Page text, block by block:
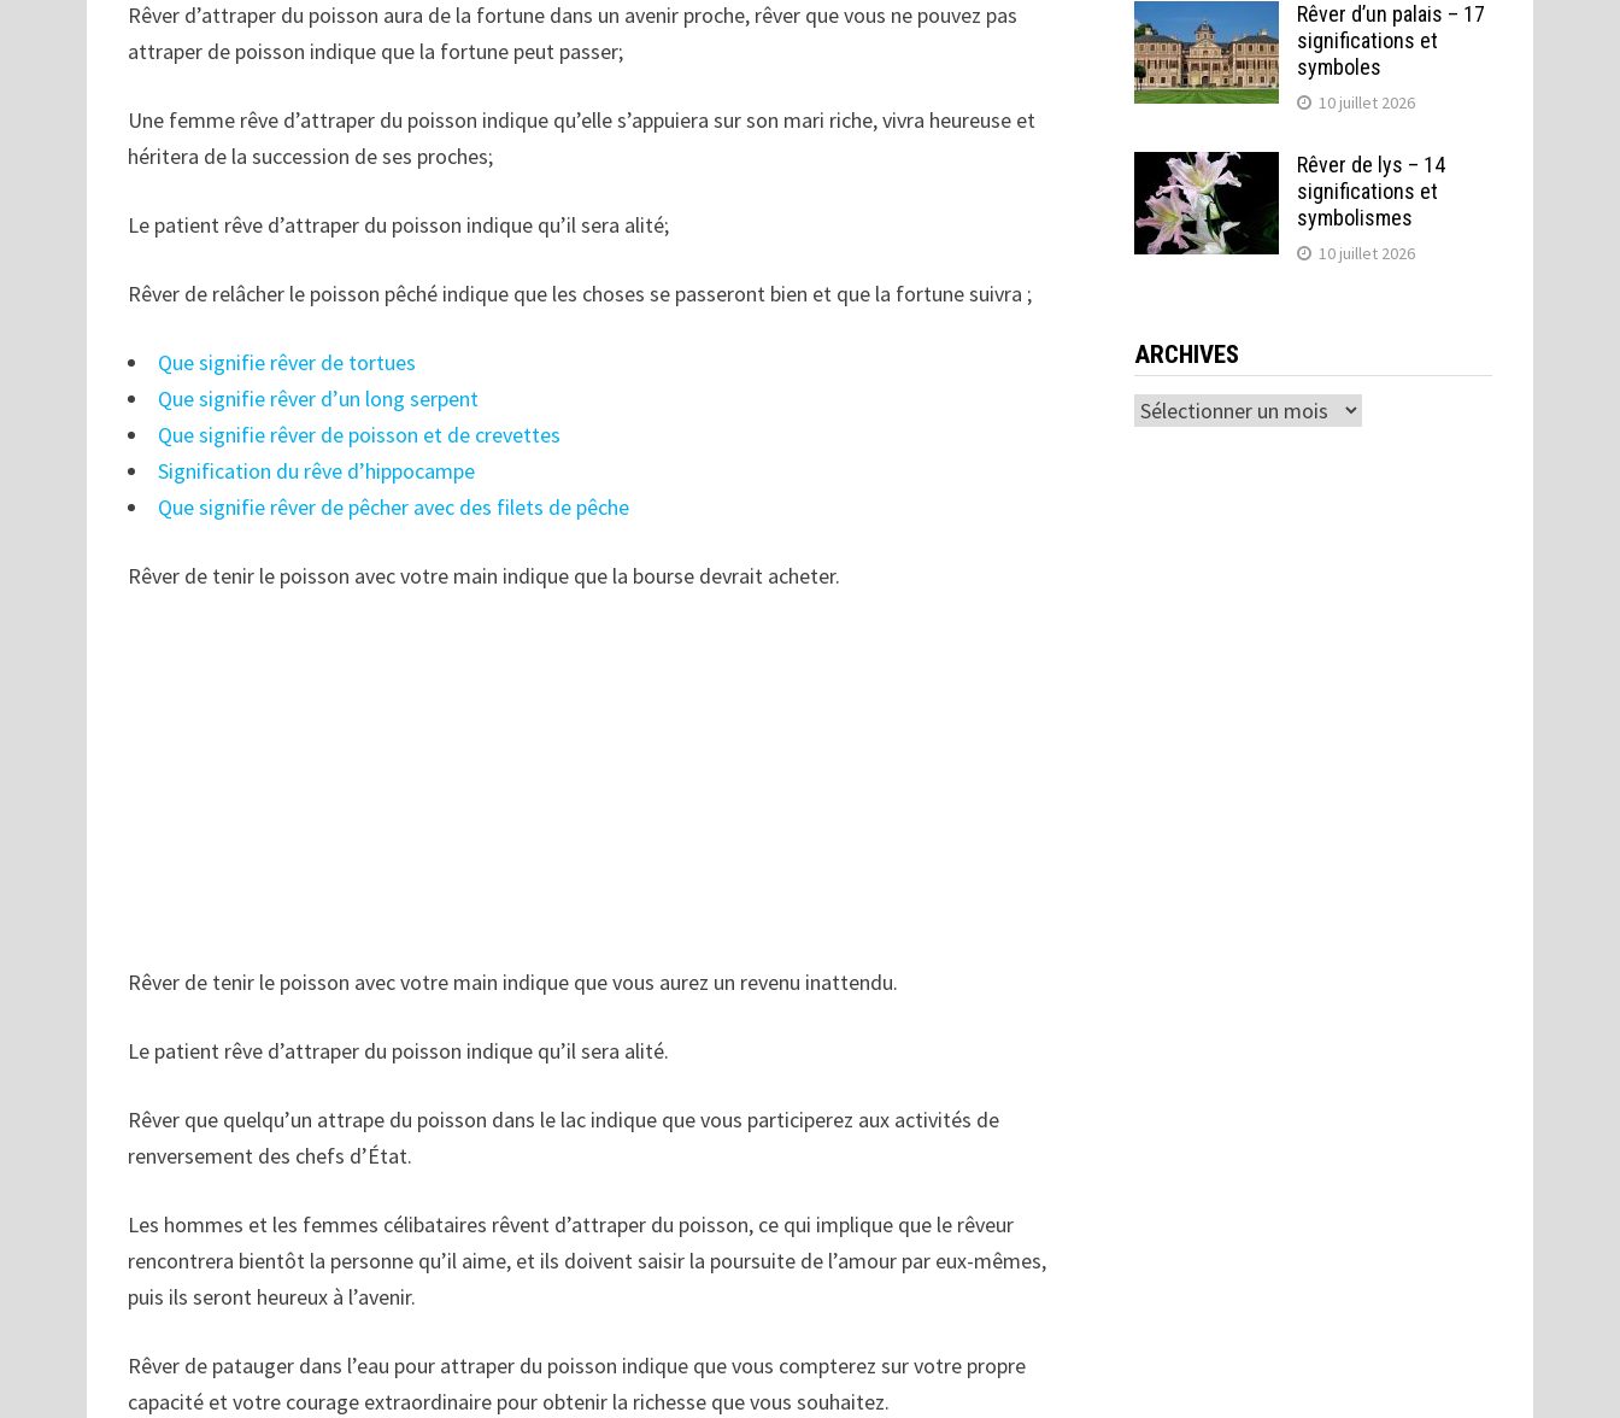
Rêver d’attraper du poisson aura de la fortune dans un avenir proche, rêver que vous ne pouvez pas
attraper de poisson indique que la fortune peut passer;
Une femme rêve d’attraper du poisson indique qu’elle s’appuiera sur son mari riche, vivra heureuse et
héritera de la succession de ses proches;
Le patient rêve d’attraper du poisson indique qu’il sera alité;
Rêver de relâcher le poisson pêché indique que les choses se passeront bien et que la fortune suivra ;
Que signifie rêver de tortues
Que signifie rêver d’un long serpent
Que signifie rêver de poisson et de crevettes
Signification du rêve d’hippocampe
Que signifie rêver de pêcher avec des filets de pêche
Rêver de tenir le poisson avec votre main indique que la bourse devrait acheter.
Rêver de tenir le poisson avec votre main indique que vous aurez un revenu inattendu.
Le patient rêve d’attraper du poisson indique qu’il sera alité.
Rêver que quelqu’un attrape du poisson dans le lac indique que vous participerez aux activités de
renversement des chefs d’État.
Les hommes et les femmes célibataires rêvent d’attraper du poisson, ce qui implique que le rêveur
rencontrera bientôt la personne qu’il aime, et ils doivent saisir la poursuite de l’amour par eux-mêmes,
puis ils seront heureux à l’avenir.
Rêver de patauger dans l’eau pour attraper du poisson indique que vous compterez sur votre propre
capacité et votre courage extraordinaire pour obtenir la richesse que vous souhaitez.
Rêver d’un palais – 17
significations et
symboles
10 juillet 2026
Rêver de lys – 14
significations et
symbolismes
10 juillet 2026
ARCHIVES
Archives